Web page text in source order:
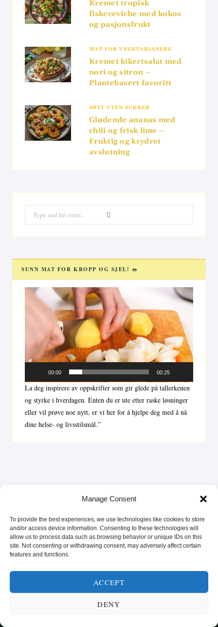
Manage Consent
To provide the best experiences, we use technologies like cookies to store
and/or access device information. Consenting to these technologies will
allow us to process data such as browsing behavior or unique IDs on this
site. Not consenting or withdrawing consent, may adversely affect certain
features and functions.
ACCEPT
DENY
Kremet tropisk
fiskeceviche med kokos
og pasjonsfrukt
MAT FOR VEGETARIANERE
Kremet kikertsalat med
nori og sitron –
Plantebasert favoritt
SØTT UTEN SUKKER
Glødende ananas med
chili og frisk lime –
Fruktig og krydret
avslutning
for:
SUNN MAT FOR KROPP OG SJEL! 🥗
Videoavspiller
00:00 00:25
La deg inspirere av oppskrifter som gir glede på tallerkenen
og styrke i hverdagen. Enten du er ute etter raske løsninger
eller vil prøve noe nytt, er vi her for å hjelpe deg med å nå
dine helse- og livsstilsmål.”
SUNN MAT FRA HELE VERDEN
KATEGORIER
POPULÆRE OPPSKRIFTER
SMARTE MATVALG OM